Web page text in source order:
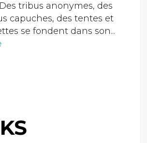
tribus anonymes, des
capuches, des tentes et
se fondent dans son...